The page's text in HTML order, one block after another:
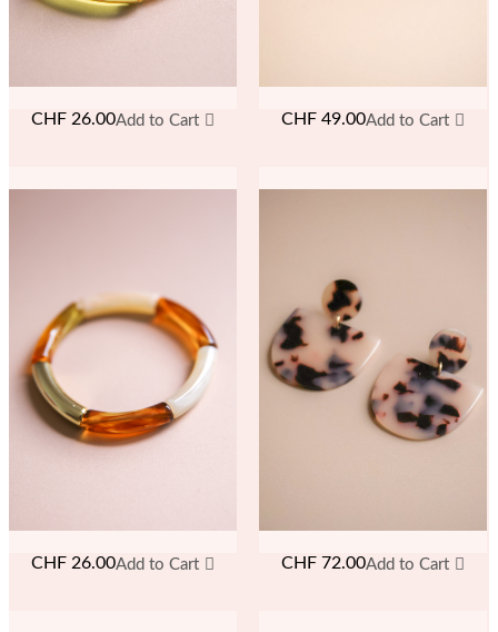
CHF 26.00Add to Cart CHF 49.00Add to Cart
CHF 26.00Add to Cart CHF 72.00Add to Cart